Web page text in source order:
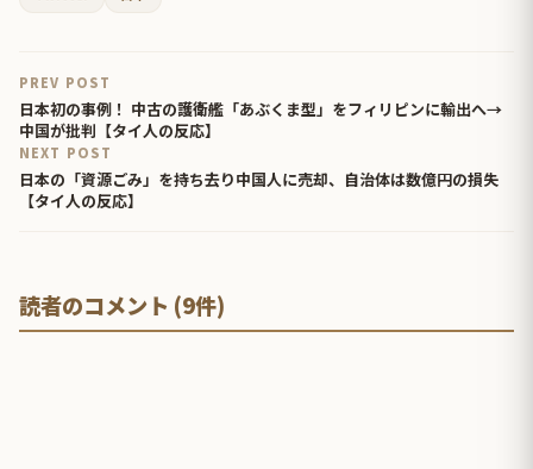
PREV POST
日本初の事例！ 中古の護衛艦「あぶくま型」をフィリピンに輸出へ→
中国が批判【タイ人の反応】
NEXT POST
日本の「資源ごみ」を持ち去り中国人に売却、自治体は数億円の損失
【タイ人の反応】
読者のコメント (9件)